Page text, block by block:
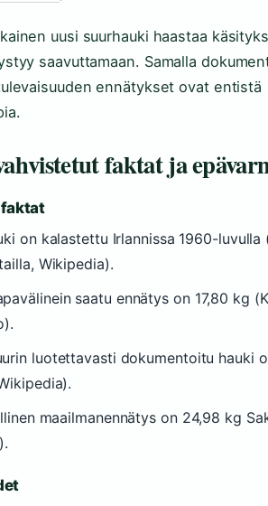
uusi suurhauki haastaa
saavuttamaan. Samalla
ennätykset ovat entistä
faktat ja
on kalastettu Irlannissa 1960-luvulla
Wikipedia).
saatu ennätys on 17,80 kg
luotettavasti dokumentoitu hauki
maailmanennätys on 24,98 kg